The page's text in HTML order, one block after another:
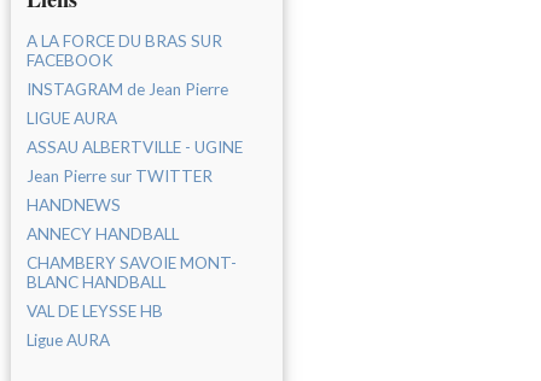
A LA FORCE DU BRAS SUR
FACEBOOK
INSTAGRAM de Jean Pierre
LIGUE AURA
ASSAU ALBERTVILLE - UGINE
Jean Pierre sur TWITTER
HANDNEWS
ANNECY HANDBALL
CHAMBERY SAVOIE MONT-
BLANC HANDBALL
VAL DE LEYSSE HB
Ligue AURA